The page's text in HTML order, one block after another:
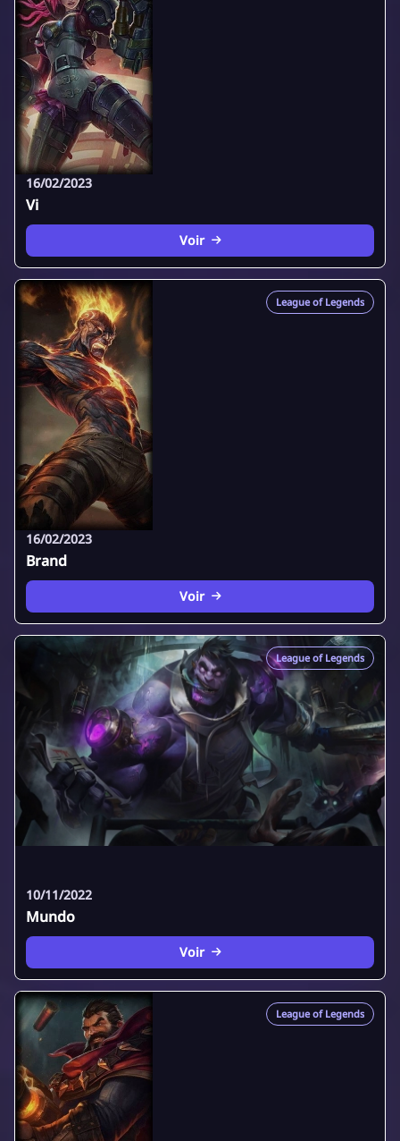
16/02/2023
Vi
Voir
League of Legends
16/02/2023
Brand
Voir
League of Legends
10/11/2022
Mundo
Voir
League of Legends